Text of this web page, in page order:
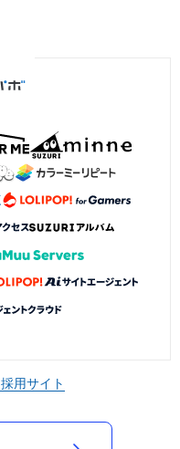
採用サイト